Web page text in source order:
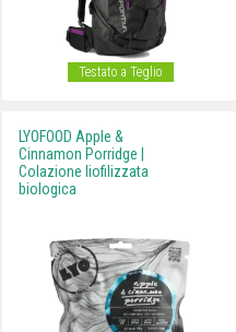
Testato a Teglio
LYOFOOD Apple &
Cinnamon Porridge |
Colazione liofilizzata
biologica